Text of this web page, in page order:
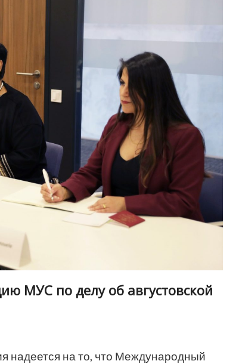
МУС по делу об августовской
надеется на то, что Международный